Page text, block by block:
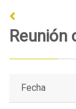
Reunión
Fecha